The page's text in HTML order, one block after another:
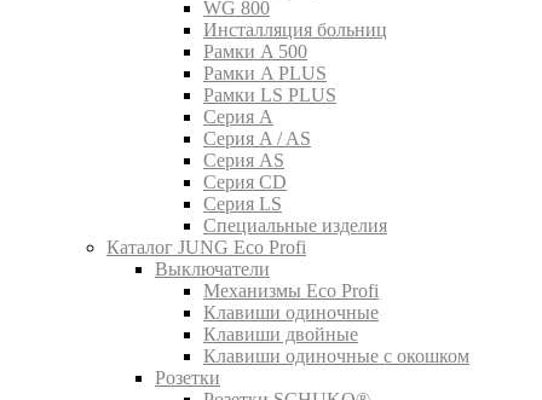
WG 800
Инсталляция больниц
Рамки A 500
Рамки A PLUS
Рамки LS PLUS
Серия A
Серия A / AS
Серия AS
Серия CD
Серия LS
Специальные изделия
Каталог JUNG Eco Profi
Выключатели
Механизмы Eco Profi
Клавиши одиночные
Клавиши двойные
Клавиши одиночные с окошком
Розетки